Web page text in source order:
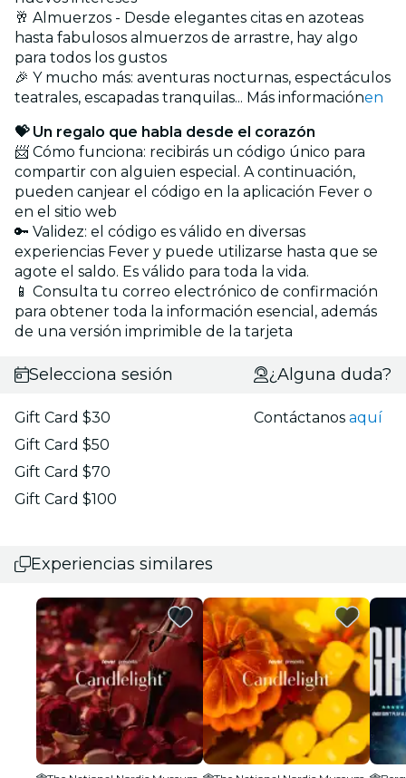
🥂 Almuerzos - Desde elegantes citas en azoteas
hasta fabulosos almuerzos de arrastre, hay algo
para todos los gustos
🎉 Y mucho más: aventuras nocturnas, espectáculos
teatrales, escapadas tranquilas... Más informaciónen
💝 Un regalo que habla desde el corazón
📨 Cómo funciona: recibirás un código único para
compartir con alguien especial. A continuación,
pueden canjear el código en la aplicación Fever o
en el sitio web
🔑 Validez: el código es válido en diversas
experiencias Fever y puede utilizarse hasta que se
agote el saldo. Es válido para toda la vida.
📱 Consulta tu correo electrónico de confirmación
para obtener toda la información esencial, además
de una versión imprimible de la tarjeta
Selecciona sesión
Gift Card $30
Gift Card $50
Gift Card $70
Gift Card $100
¿Alguna duda?
Contáctanosaquí
Experiencias similares